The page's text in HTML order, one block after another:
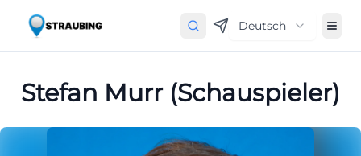
Deutsch
Stefan Murr (Schauspieler)